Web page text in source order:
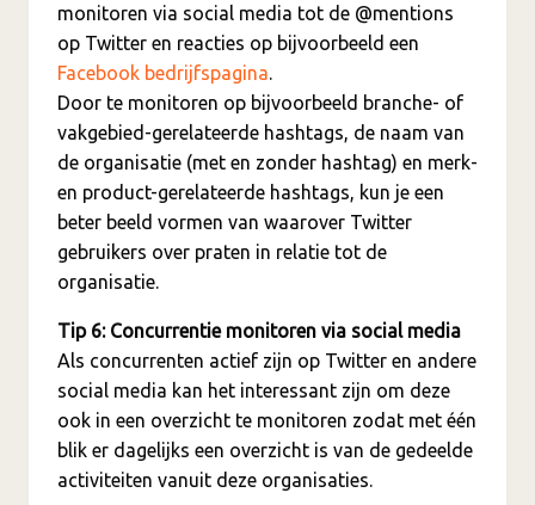
monitoren via social media tot de @mentions
op Twitter en reacties op bijvoorbeeld een
Facebook bedrijfspagina.
Door te monitoren op bijvoorbeeld branche- of
vakgebied-gerelateerde hashtags, de naam van
de organisatie (met en zonder hashtag) en merk-
en product-gerelateerde hashtags, kun je een
beter beeld vormen van waarover Twitter
gebruikers over praten in relatie tot de
organisatie.
Tip 6: Concurrentie monitoren via social media
Als concurrenten actief zijn op Twitter en andere
social media kan het interessant zijn om deze
ook in een overzicht te monitoren zodat met één
blik er dagelijks een overzicht is van de gedeelde
activiteiten vanuit deze organisaties.